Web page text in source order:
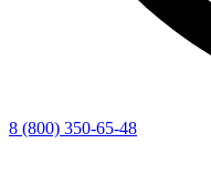
8 (800) 350-65-48